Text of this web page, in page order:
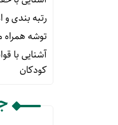
رتبه بندی
توشه همراه
آشنایی با
کودکان